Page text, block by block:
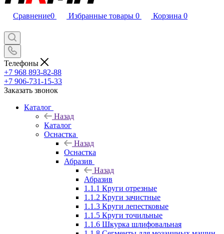
Сравнение0 Избранные товары 0 Корзина 0
Телефоны
+7 968 893-82-88
+7 906-731-15-33
Заказать звонок
Каталог
Назад
Каталог
Оснастка
Назад
Оснастка
Абразив
Назад
Абразив
1.1.1 Круги отрезные
1.1.2 Круги зачистные
1.1.3 Круги лепестковые
1.1.5 Круги точильные
1.1.6 Шкурка шлифовальная